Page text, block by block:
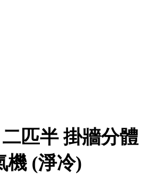
匹半 掛牆分體
機 (淨冷)